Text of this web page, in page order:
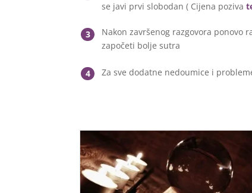
se javi prvi slobodan ( Cijena poziva
3
Nakon završenog razgovora ponovo
započeti bolje sutra
4 Za sve dodatne nedoumice i